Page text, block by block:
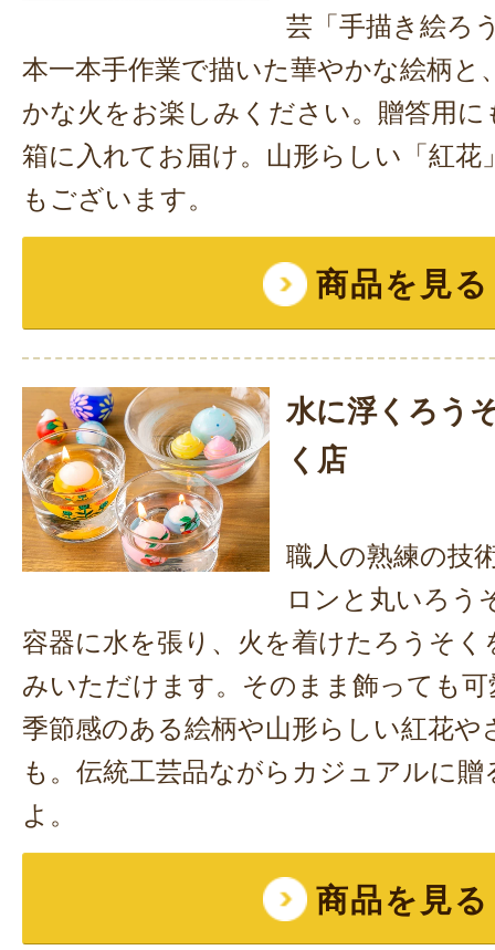
芸「手描き絵ろ
本一本手作業で描いた華やかな絵柄と
かな火をお楽しみください。贈答用
箱に入れてお届け。山形らしい「紅花
もございます。
商品を見る
水に浮くろう
く店
職人の熟練の技
ロンと丸いろう
容器に水を張り、火を着けたろうそ
みいただけます。そのまま飾っても
季節感のある絵柄や山形らしい紅花や
も。伝統工芸品ながらカジュアルに
よ。
商品を見る